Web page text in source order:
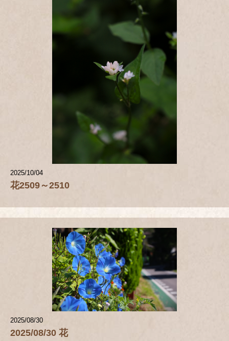
2025/10/04
花2509～2510
2025/08/30
2025/08/30 花